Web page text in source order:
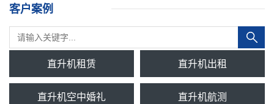
客户案例
直升机租赁 直升机出租
直升机空中婚礼 直升机航测